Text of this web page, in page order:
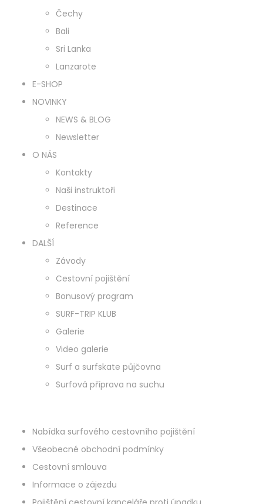
Čechy
Bali
Sri Lanka
Lanzarote
E-SHOP
NOVINKY
NEWS & BLOG
Newsletter
O NÁS
Kontakty
Naši instruktoři
Destinace
Reference
DALŠÍ
Závody
Cestovní pojištění
Bonusový program
SURF-TRIP KLUB
Galerie
Video galerie
Surf a surfskate půjčovna
Surfová příprava na suchu
Nabídka surfového cestovního pojištění
Všeobecné obchodní podmínky
Cestovní smlouva
Informace o zájezdu